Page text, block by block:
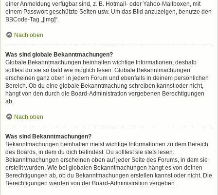
einer Anmeldung verfügbar sind, z. B. Hotmail- oder Yahoo-Mailboxen, mit
einem Passwort geschützte Seiten usw. Um das Bild anzuzeigen, benutze den
BBCode-Tag „[img]“.
Nach oben
Was sind globale Bekanntmachungen?
Globale Bekanntmachungen beinhalten wichtige Informationen, deshalb
solltest du sie so bald wie möglich lesen. Globale Bekanntmachungen
erscheinen ganz oben in jedem Forum und ebenfalls in deinem persönlichen
Bereich. Ob du eine globale Bekanntmachung schreiben kannst oder nicht,
hängt von den durch die Board-Administration vergebenen Berechtigungen
ab.
Nach oben
Was sind Bekanntmachungen?
Bekanntmachungen beinhalten meist wichtige Informationen zu dem Bereich
des Boards, in dem du dich befindest. Du solltest sie stets lesen.
Bekanntmachungen erscheinen oben auf jeder Seite des Forums, in dem sie
erstellt wurden. Wie bei globalen Bekanntmachungen hängt es von deinen
Berechtigungen ab, ob du Bekanntmachungen erstellen kannst oder nicht. Die
Berechtigungen werden von der Board-Administration vergeben.